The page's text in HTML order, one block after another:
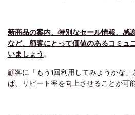
新商品の案内、特別なセール情報、感
など、顧客にとって価値のあるコミュ
いましょう 。
顧客に「もう1回利用してみようかな
ば、リピート率を向上させることが可